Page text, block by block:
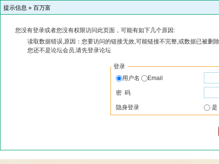
提示信息 » 百万富
您没有登录或者您没有权限访问此页面，可能有如下几个原因:
读取数据错误,原因：您要访问的链接无效,可能链接不完整,或数据已被删
您还不是论坛会员,请先登录论坛
登录
用户名
Email
密 码
隐身登录